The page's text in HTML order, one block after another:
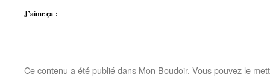
J’aime ça :
Ce contenu a été publié dans Mon Boudoir. Vous pouvez le